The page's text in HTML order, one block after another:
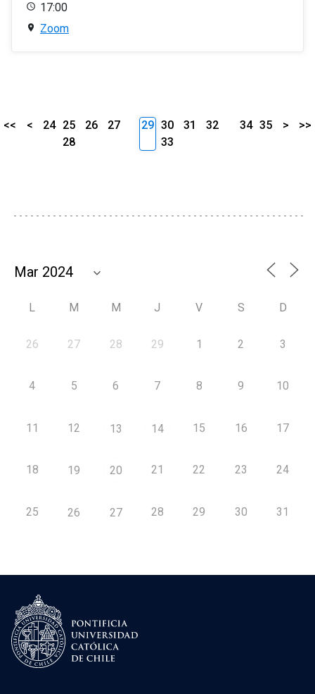
17:00
Zoom
<< < 24 25 26
27
28
29 30 31
32
33
34 35 > >>
L M M J V S D
26 27 28 29 1 2 3
4 5 6 7 8 9 10
11 12 13 14 15 16 17
18 19 20 21 22 23 24
25 26 27 28 29 30 31